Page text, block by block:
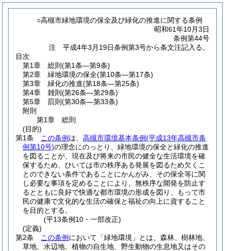
○高槻市緑地環境の保全及び緑化の推進に関する条例
昭和61年10月3日
条例第44号
注 平成4年3月19日条例第3号から条文注記入る。
目次
第1章
総則 (第1条―第9条)
第2章
緑地環境の保全(第10条―第17条)
第3章
緑化の推進(第18条―第25条)
第4章
雑則 (第26条―第29条)
第5章
罰則 (第30条―第33条)
附則
第1章
総則
(目的)
第1条
この条例 は、 高槻市環境基本条例(平成13年高槻市条
例第10号)の理念にのっとり、緑地環境の保全と緑化の推進
を図ることが、現在及び将来の市民の健全な生活環境を確
保するため、ひいては市の秩序ある発展を図るため欠くこ
とのできない条件であることにかんがみ、その保全等に関
し必要な事項を定めることにより、無秩序な開発を防止す
るとともに良好で快適な都市環境の形成を図り、もって市
民の健康で文化的な生活の確保と福祉の向上に資すること
を目的とする。
(平13条例10・一部改正)
(定義)
第2条
この条例 において「緑地環境」とは、森林、樹林地、
草地、水辺地、植物の自生地、野生動物の生息地又はその